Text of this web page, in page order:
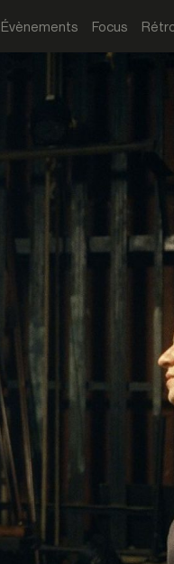
Évènements Focus